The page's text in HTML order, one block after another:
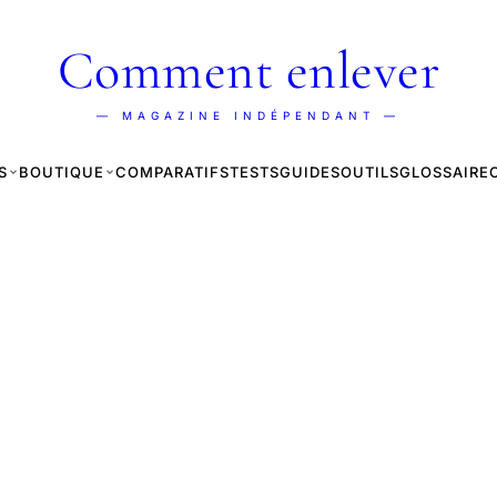
Comment enlever
— MAGAZINE INDÉPENDANT —
BOUTIQUE COMPARATIFSTESTSGUIDESOUTILSGLOSSAIRE